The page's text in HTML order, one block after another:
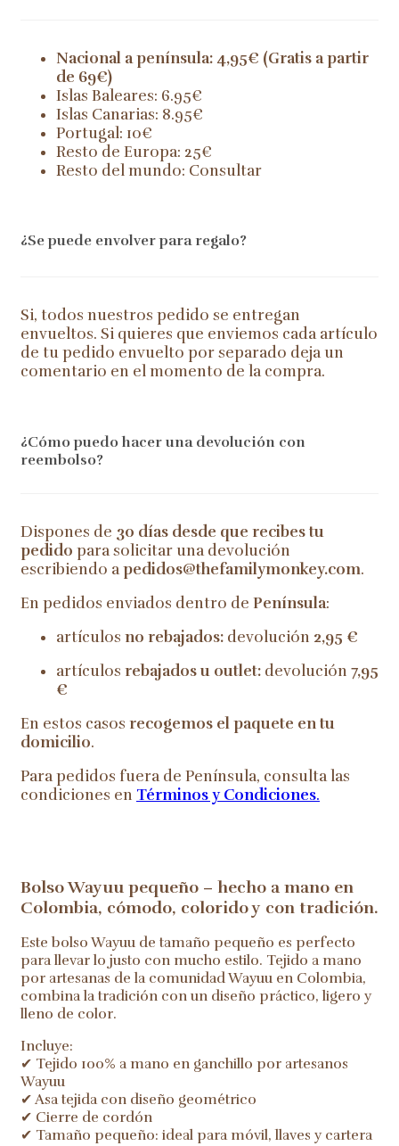
Nacional a península: 4,95€ (Gratis a partir
de 69€)
Islas Baleares: 6.95€
Islas Canarias: 8.95€
Portugal: 10€
Resto de Europa: 25€
Resto del mundo: Consultar
¿Se puede envolver para regalo?
Si, todos nuestros pedido se entregan
envueltos. Si quieres que enviemos cada artículo
de tu pedido envuelto por separado deja un
comentario en el momento de la compra.
¿Cómo puedo hacer una devolución con
reembolso?
Dispones de 30 días desde que recibes tu
pedido para solicitar una devolución
escribiendo apedidos@thefamilymonkey.com.
En pedidos enviados dentro de Península:
artículos no rebajados: devolución 2,95 €
artículos rebajados u outlet: devolución 7,95
€
En estos casos recogemos el paquete en tu
domicilio.
Para pedidos fuera de Península, consulta las
condiciones en Términos y Condiciones.
Bolso Wayuu pequeño – hecho a mano en
Colombia, cómodo, colorido y con tradición.
Este bolso Wayuu de tamaño pequeño es perfecto
para llevar lo justo con mucho estilo. Tejido a mano
por artesanas de la comunidad Wayuu en Colombia,
combina la tradición con un diseño práctico, ligero y
lleno de color.
Incluye:
✔ Tejido 100% a mano en ganchillo por artesanos
Wayuu
✔ Asa tejida con diseño geométrico
✔ Cierre de cordón
✔ Tamaño pequeño: ideal para móvil, llaves y cartera